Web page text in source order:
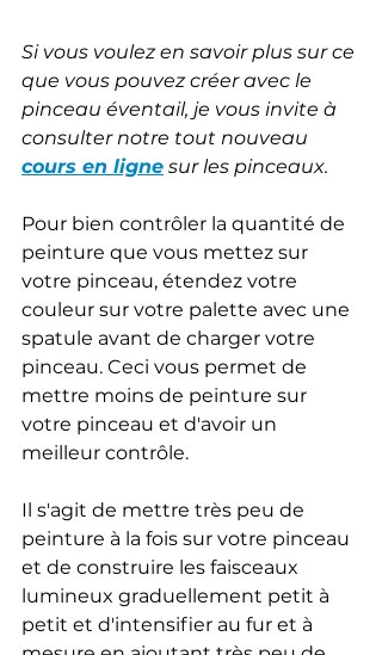
Si vous voulez en savoir plus sur ce
que vous pouvez créer avec le
pinceau éventail, je vous invite à
consulter notre tout nouveau
cours en ligne sur les pinceaux.
Pour bien contrôler la quantité de
peinture que vous mettez sur
votre pinceau, étendez votre
couleur sur votre palette avec une
spatule avant de charger votre
pinceau. Ceci vous permet de
mettre moins de peinture sur
votre pinceau et d'avoir un
meilleur contrôle.
Il s'agit de mettre très peu de
peinture à la fois sur votre pinceau
et de construire les faisceaux
lumineux graduellement petit à
petit et d'intensifier au fur et à